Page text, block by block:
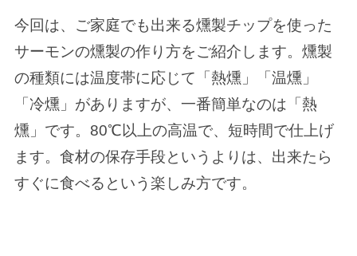
今回は、ご家庭でも出来る燻製チップを使った
サーモンの燻製の作り方をご紹介します。燻製
の種類には温度帯に応じて「熱燻」「温燻」
「冷燻」がありますが、一番簡単なのは「熱
燻」です。80℃以上の高温で、短時間で仕上げ
ます。食材の保存手段というよりは、出来たら
すぐに食べるという楽しみ方です。